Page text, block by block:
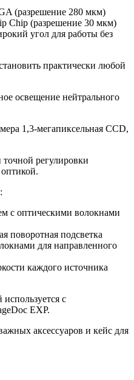
(разрешение 280 мкм)
Chip (разрешение 30 мкм)
угол для работы без
практически любой
освещение нейтрального
1,3-мегапиксельная CCD,
регулировки
с оптическими волокнами
поворотная подсветка
для направленного
каждого источника
с
EXP.
аксессуаров и кейс для